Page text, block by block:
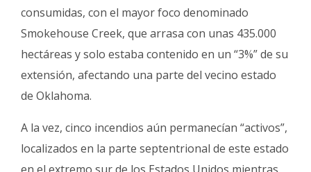
consumidas, con el mayor foco denominado
Smokehouse Creek, que arrasa con unas 435.000
hectáreas y solo estaba contenido en un “3%” de su
extensión, afectando una parte del vecino estado
de Oklahoma.
A la vez, cinco incendios aún permanecían “activos”,
localizados en la parte septentrional de este estado
en el extremo sur de los Estados Unidos mientras